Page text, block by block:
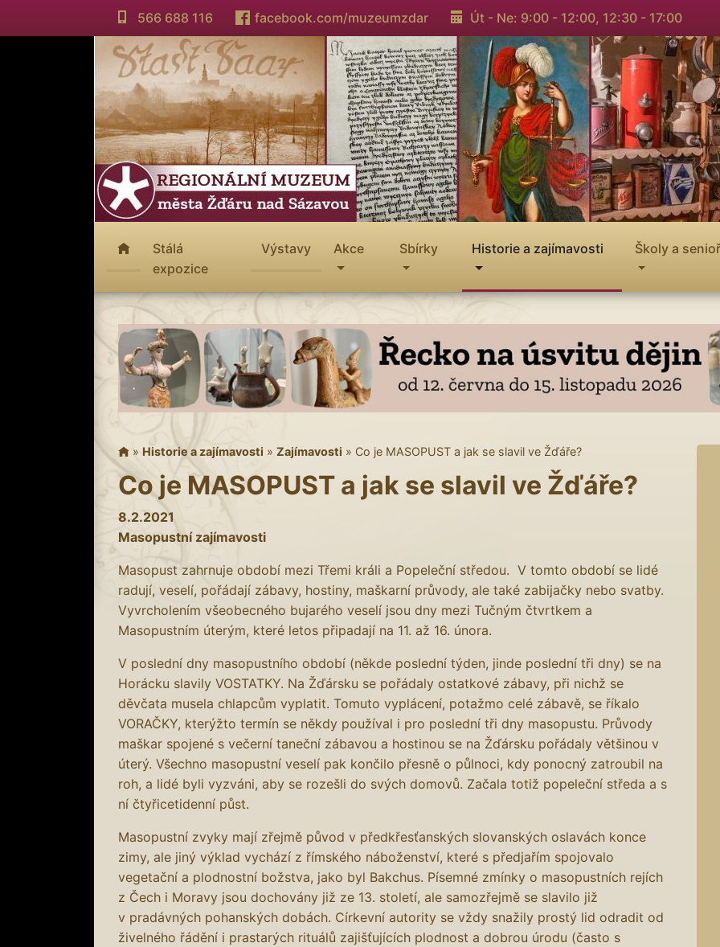
566 688 116 facebook.com/muzeumzdar Út - Ne: 9:00 - 12:00, 12:30 - 17:00
Stálá
expozice
Výstavy Akce Sbírky Historie a zajímavosti Školy a
» Historie a zajímavosti » Zajímavosti » Co je MASOPUST a jak se slavil ve Žďáře?
Co je MASOPUST a jak se slavil ve Žďáře?
8.2.2021
Masopustní zajímavosti
Masopust zahrnuje období mezi Třemi králi a Popeleční středou. V tomto období se lidé
radují, veselí, pořádají zábavy, hostiny, maškarní průvody, ale také zabijačky nebo svatby.
Vyvrcholením všeobecného bujarého veselí jsou dny mezi Tučným čtvrtkem a
Masopustním úterým, které letos připadají na 11. až 16. února.
V poslední dny masopustního období (někde poslední týden, jinde poslední tři dny) se na
Horácku slavily VOSTATKY. Na Žďársku se pořádaly ostatkové zábavy, při nichž se
děvčata musela chlapcům vyplatit. Tomuto vyplácení, potažmo celé zábavě, se říkalo
VORAČKY, kterýžto termín se někdy používal i pro poslední tři dny masopustu. Průvody
maškar spojené s večerní taneční zábavou a hostinou se na Žďársku pořádaly většinou v
úterý. Všechno masopustní veselí pak končilo přesně o půlnoci, kdy ponocný zatroubil na
roh, a lidé byli vyzváni, aby se rozešli do svých domovů. Začala totiž popeleční středa a s
ní čtyřicetidenní půst.
Masopustní zvyky mají zřejmě původ v předkřesťanských slovanských oslavách konce
zimy, ale jiný výklad vychází z římského náboženství, které s předjařím spojovalo
vegetační a plodnostní božstva, jako byl Bakchus. Písemné zmínky o masopustních rejích
z Čech i Moravy jsou dochovány již ze 13. století, ale samozřejmě se slavilo již
v pradávných pohanských dobách. Církevní autority se vždy snažily prostý lid odradit od
živelného řádění i prastarých rituálů zajišťujících plodnost a dobrou úrodu (často s